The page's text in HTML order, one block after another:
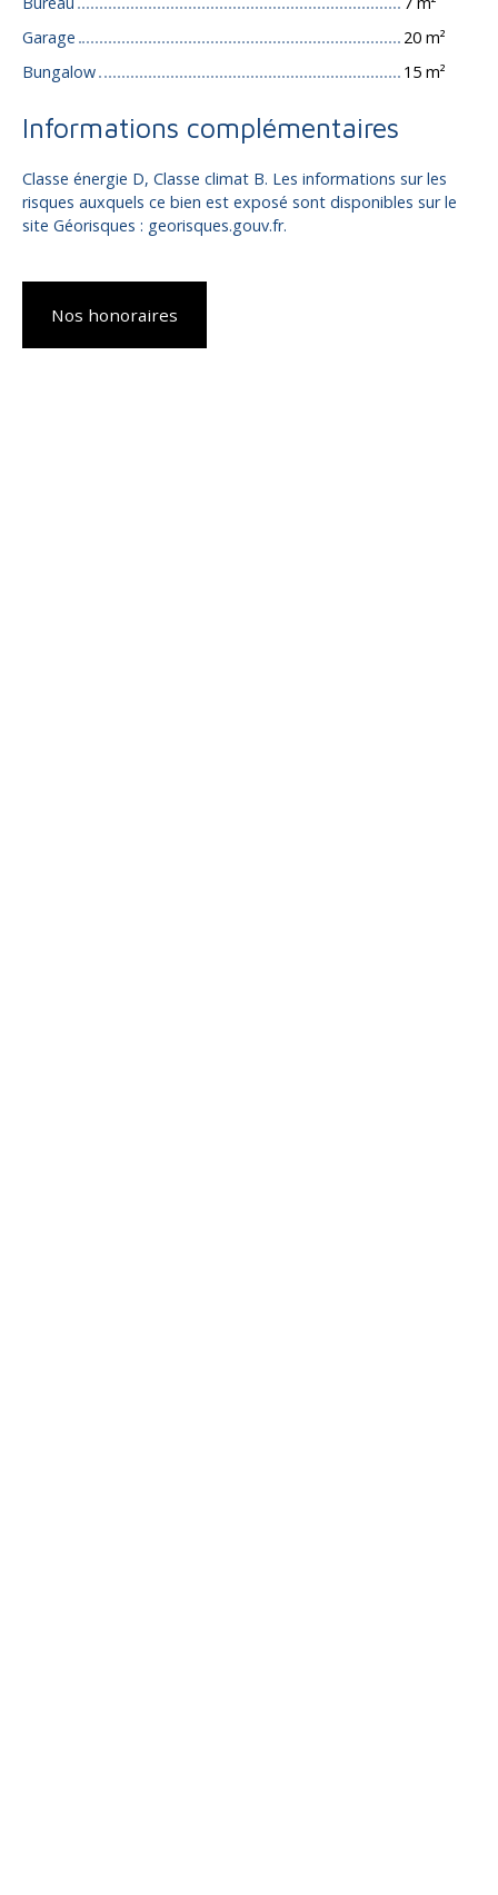
Garage
20 m²
Bungalow
15 m²
Informations complémentaires
Classe énergie D, Classe climat B. Les informations sur les
risques auxquels ce bien est exposé sont disponibles sur le
site Géorisques : georisques.gouv.fr.
Nos honoraires